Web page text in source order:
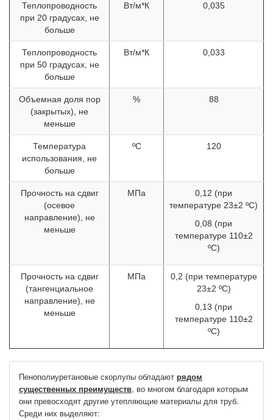
Теплопроводность
при 20 градусах, не
больше
Вт/м*К 0,035
Теплопроводность
при 50 градусах, не
больше
Вт/м*К 0,033
Объемная доля пор
(закрытых), не
меньше
% 88
Температура
использования, не
больше
ºС 120
Прочность на сдвиг
(осевое
направление), не
меньше
МПа
0,12 (при
температуре 23±2 ºС)
0,08 (при
температуре 110±2
ºС)
Прочность на сдвиг
(тангенциальное
направление), не
меньше
МПа
0,2 (при температуре
23±2 ºС)
0,13 (при
температуре 110±2
ºС)
Пенополиуретановые скорлупы обладают рядом
существенных преимуществ, во многом благодаря которым
они превосходят другие утепляющие материалы для труб.
Среди них выделяют: